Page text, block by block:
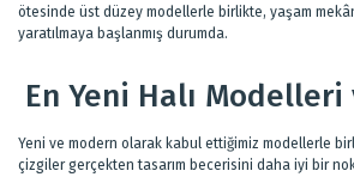
ötesinde üst düzey modellerle birlikte, yaşam
yaratılmaya başlanmış durumda.
En Yeni Halı Modelleri
Yeni ve modern olarak kabul ettiğimiz modellerle
çizgiler gerçekten tasarım becerisini daha iyi bir